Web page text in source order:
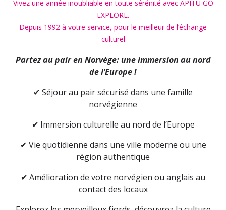
Vivez une année inoubliable en toute sérénité avec APITU GO
EXPLORE.
Depuis 1992 à votre service, pour le meilleur de l’échange
culturel
Partez au pair en Norvège: une immersion au nord
de l’Europe !
✔ Séjour au pair sécurisé dans une famille
norvégienne
✔ Immersion culturelle au nord de l’Europe
✔ Vie quotidienne dans une ville moderne ou une
région authentique
✔ Amélioration de votre norvégien ou anglais au
contact des locaux